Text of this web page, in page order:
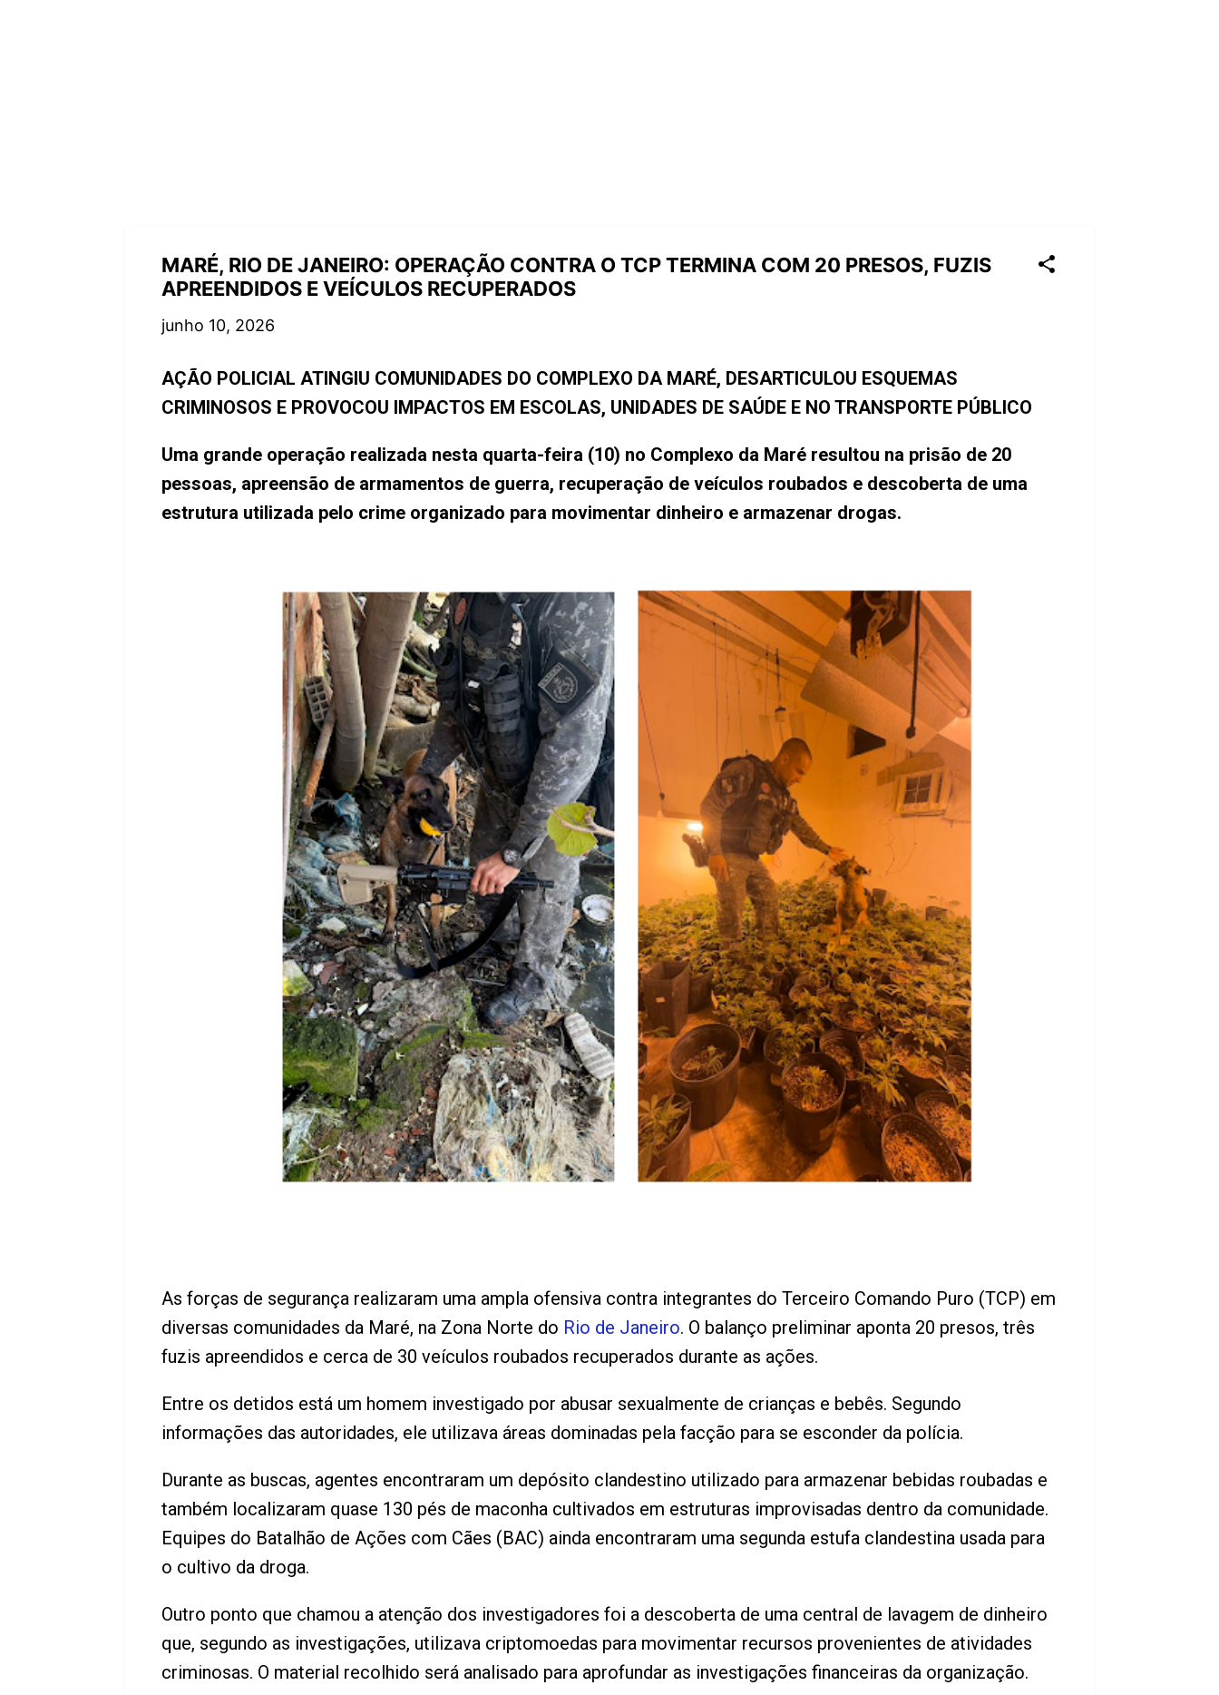
MARÉ, RIO DE JANEIRO: OPERAÇÃO CONTRA O TCP TERMINA COM 20 PRESOS, FUZIS
APREENDIDOS E VEÍCULOS RECUPERADOS
junho 10, 2026
AÇÃO POLICIAL ATINGIU COMUNIDADES DO COMPLEXO DA MARÉ, DESARTICULOU ESQUEMAS
CRIMINOSOS E PROVOCOU IMPACTOS EM ESCOLAS, UNIDADES DE SAÚDE E NO TRANSPORTE PÚBLICO
Uma grande operação realizada nesta quarta-feira (10) no Complexo da Maré resultou na prisão de 20
pessoas, apreensão de armamentos de guerra, recuperação de veículos roubados e descoberta de uma
estrutura utilizada pelo crime organizado para movimentar dinheiro e armazenar drogas.
As forças de segurança realizaram uma ampla ofensiva contra integrantes do Terceiro Comando Puro (TCP) em
diversas comunidades da Maré, na Zona Norte do Rio de Janeiro. O balanço preliminar aponta 20 presos, três
fuzis apreendidos e cerca de 30 veículos roubados recuperados durante as ações.
Entre os detidos está um homem investigado por abusar sexualmente de crianças e bebês. Segundo
informações das autoridades, ele utilizava áreas dominadas pela facção para se esconder da polícia.
Durante as buscas, agentes encontraram um depósito clandestino utilizado para armazenar bebidas roubadas e
também localizaram quase 130 pés de maconha cultivados em estruturas improvisadas dentro da comunidade.
Equipes do Batalhão de Ações com Cães (BAC) ainda encontraram uma segunda estufa clandestina usada para
o cultivo da droga.
Outro ponto que chamou a atenção dos investigadores foi a descoberta de uma central de lavagem de dinheiro
que, segundo as investigações, utilizava criptomoedas para movimentar recursos provenientes de atividades
criminosas. O material recolhido será analisado para aprofundar as investigações financeiras da organização.